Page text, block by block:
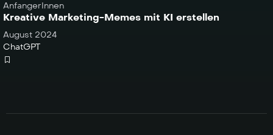
AnfangerInnen
Kreative Marketing-Memes mit KI erstellen
August 2024
ChatGPT